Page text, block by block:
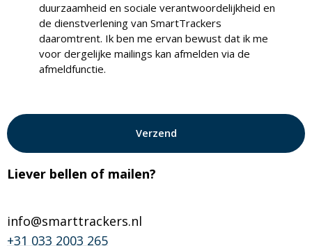
duurzaamheid en sociale verantwoordelijkheid en
de dienstverlening van SmartTrackers
daaromtrent. Ik ben me ervan bewust dat ik me
voor dergelijke mailings kan afmelden via de
afmeldfunctie.
Liever bellen of mailen?
info@smarttrackers.nl
+31 033 2003 265